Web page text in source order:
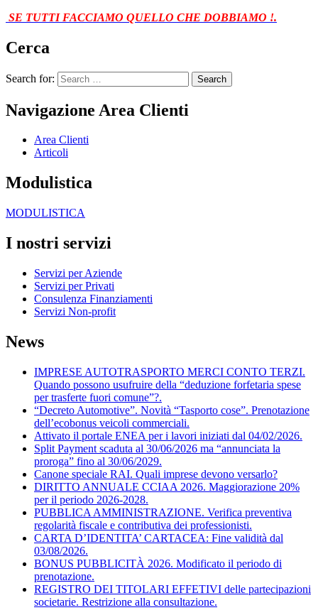
SE TUTTI FACCIAMO QUELLO CHE DOBBIAMO !.
Cerca
Search for:
Navigazione Area Clienti
Area Clienti
Articoli
Modulistica
MODULISTICA
I nostri servizi
Servizi per Aziende
Servizi per Privati
Consulenza Finanziamenti
Servizi Non-profit
News
IMPRESE AUTOTRASPORTO MERCI CONTO TERZI.
Quando possono usufruire della “deduzione forfetaria spese
per trasferte fuori comune”?.
“Decreto Automotive”. Novità “Tasporto cose”. Prenotazione
dell’ecobonus veicoli commerciali.
Attivato il portale ENEA per i lavori iniziati dal 04/02/2026.
Split Payment scaduta al 30/06/2026 ma “annunciata la
proroga” fino al 30/06/2029.
Canone speciale RAI. Quali imprese devono versarlo?
DIRITTO ANNUALE CCIAA 2026. Maggiorazione 20%
per il periodo 2026-2028.
PUBBLICA AMMINISTRAZIONE. Verifica preventiva
regolarità fiscale e contributiva dei professionisti.
CARTA D’IDENTITA’ CARTACEA: Fine validità dal
03/08/2026.
BONUS PUBBLICITÀ 2026. Modificato il periodo di
prenotazione.
REGISTRO DEI TITOLARI EFFETIVI delle partecipazioni
societarie. Restrizione alla consultazione.